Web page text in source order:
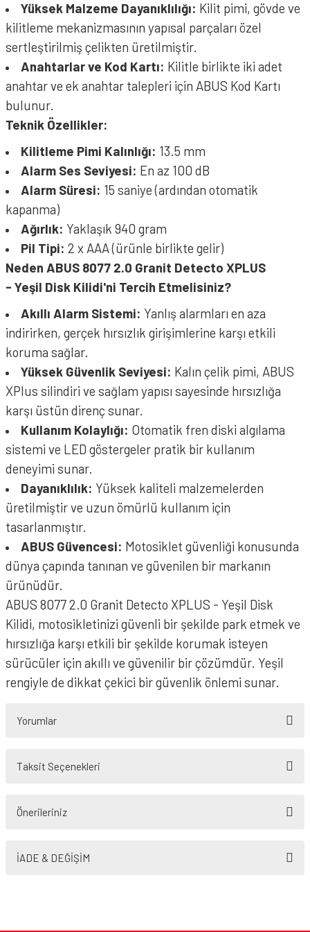
Yüksek Malzeme Dayanıklılığı: Kilit pimi, gövde ve
kilitleme mekanizmasının yapısal parçaları özel
sertleştirilmiş çelikten üretilmiştir.
Anahtarlar ve Kod Kartı: Kilitle birlikte iki adet
anahtar ve ek anahtar talepleri için ABUS Kod Kartı
bulunur.
Teknik Özellikler:
Kilitleme Pimi Kalınlığı: 13.5 mm
Alarm Ses Seviyesi: En az 100 dB
Alarm Süresi: 15 saniye (ardından otomatik
kapanma)
Ağırlık: Yaklaşık 940 gram
Pil Tipi: 2 x AAA (ürünle birlikte gelir)
Neden ABUS 8077 2.0 Granit Detecto XPLUS
- Yeşil Disk Kilidi'ni Tercih Etmelisiniz?
Akıllı Alarm Sistemi: Yanlış alarmları en aza
indirirken, gerçek hırsızlık girişimlerine karşı etkili
koruma sağlar.
Yüksek Güvenlik Seviyesi: Kalın çelik pimi, ABUS
XPlus silindiri ve sağlam yapısı sayesinde hırsızlığa
karşı üstün direnç sunar.
Kullanım Kolaylığı: Otomatik fren diski algılama
sistemi ve LED göstergeler pratik bir kullanım
deneyimi sunar.
Dayanıklılık: Yüksek kaliteli malzemelerden
üretilmiştir ve uzun ömürlü kullanım için
tasarlanmıştır.
ABUS Güvencesi: Motosiklet güvenliği konusunda
dünya çapında tanınan ve güvenilen bir markanın
ürünüdür.
ABUS 8077 2.0 Granit Detecto XPLUS - Yeşil Disk
Kilidi, motosikletinizi güvenli bir şekilde park etmek ve
hırsızlığa karşı etkili bir şekilde korumak isteyen
sürücüler için akıllı ve güvenilir bir çözümdür. Yeşil
rengiyle de dikkat çekici bir güvenlik önlemi sunar.
Yorumlar
Taksit Seçenekleri
Önerileriniz
yetersiz gördüğünüz noktaları öneri formunu kullanarak tarafımıza
İADE & DEĞİŞİM